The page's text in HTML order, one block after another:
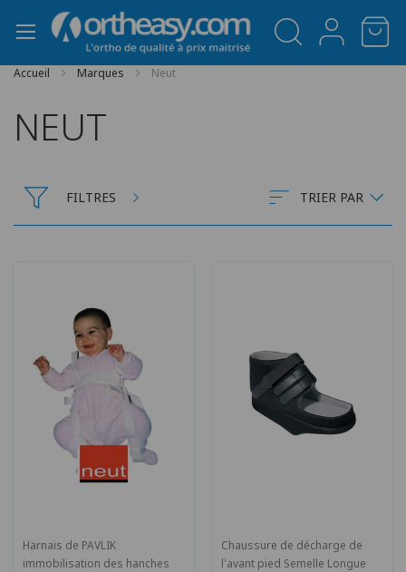
Accueil Marques Neut
NEUT
FILTRES TRIER PAR
Harnais de PAVLIK
immobilisation des hanches
Chaussure de décharge de
l'avant pied Semelle Longue
Panneau de gestion des cookies